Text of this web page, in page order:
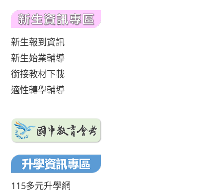
新生報到資訊
新生始業輔導
銜接教材下載
適性轉學輔導
115多元升學網